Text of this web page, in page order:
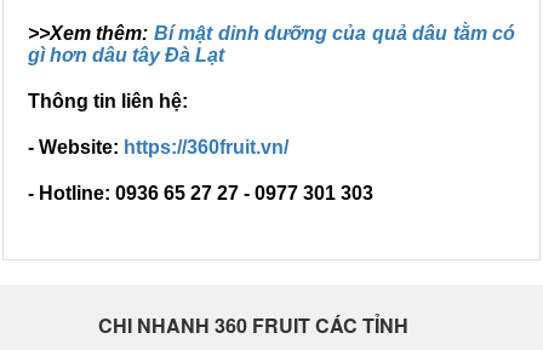
>>Xem thêm: Bí mật dinh dưỡng của quả dâu tằm có
gì hơn dâu tây Đà Lạt
Thông tin liên hệ:
- Website: https://360fruit.vn/
- Hotline: 0936 65 27 27 - 0977 301 303
CHI NHANH 360 FRUIT CÁC TỈNH